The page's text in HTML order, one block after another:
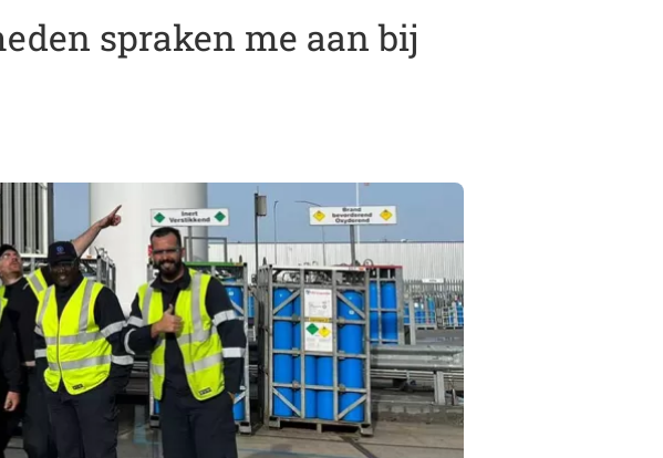
spraken me aan bij